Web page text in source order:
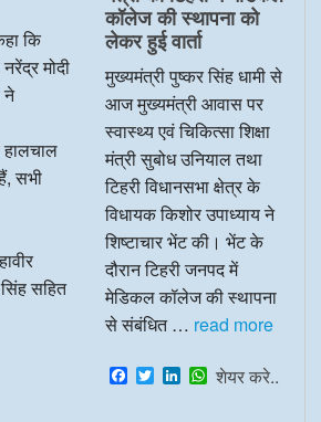
कि
मोदी
ने
हालचाल
सभी
सहित
कॉलेज की स्थापना को
लेकर हुई वार्ता
मुख्यमंत्री पुष्कर सिंह धामी से
आज मुख्यमंत्री आवास पर
स्वास्थ्य एवं चिकित्सा शिक्षा
मंत्री सुबोध उनियाल तथा
टिहरी विधानसभा क्षेत्र के
विधायक किशोर उपाध्याय ने
शिष्टाचार भेंट की। भेंट के
दौरान टिहरी जनपद में
मेडिकल कॉलेज की स्थापना
से संबंधित … read more
F
a
T
w
L
i
W
h
शेयर करे..